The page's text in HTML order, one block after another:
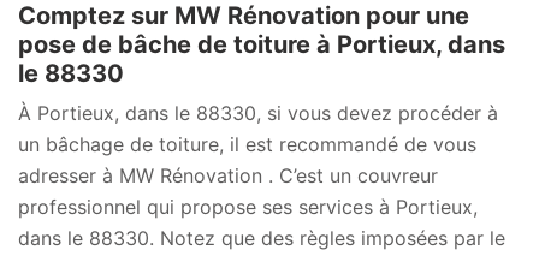
Comptez sur MW Rénovation pour une
pose de bâche de toiture à Portieux, dans
le 88330
À Portieux, dans le 88330, si vous devez procéder à
un bâchage de toiture, il est recommandé de vous
adresser à MW Rénovation . C’est un couvreur
professionnel qui propose ses services à Portieux,
dans le 88330. Notez que des règles imposées par le